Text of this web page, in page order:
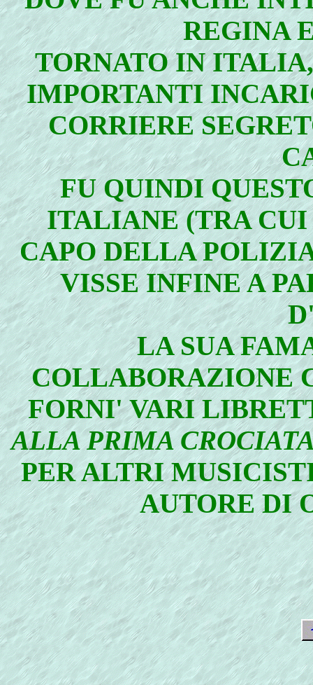
REGINA
TORNATO IN
IMPORTANTI
CORRIERE
FU QUINDI
ITALIANE (TRA
CAPO DELLA
VISSE INFINE A
LA SUA
COLLABORAZIONE
FORNI' VARI
ALLA PRIMA
PER ALTRI
AUTORE DI